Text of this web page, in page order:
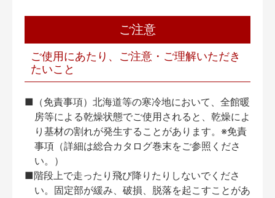
ご注意
ご使用にあたり、ご注意・ご理解いただき
たいこと
■（免責事項）北海道等の寒冷地において、全館暖
房等による乾燥状態でご使用されると、乾燥によ
り基材の割れが発生することがあります。※免責
事項（詳細は総合カタログ巻末をご参照くださ
い。）
■階段上で走ったり飛び降りたりしないでくださ
い。固定部が緩み、破損、脱落を起こすことがあ